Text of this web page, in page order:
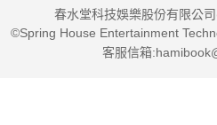
春水堂科技娛樂股份有限公
©Spring House Entertainment
客服信箱